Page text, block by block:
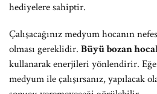
hediyelere sahiptir.
Çalışacağınız medyum hocanın
olması gereklidir. Büyü bozan
kullanarak enerjileri yönlendirir.
medyum ile çalışırsanız, yapılacak